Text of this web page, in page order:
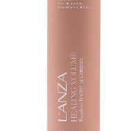
Догляд за шкірою
Догляд за тілом
Догляд за шкірою